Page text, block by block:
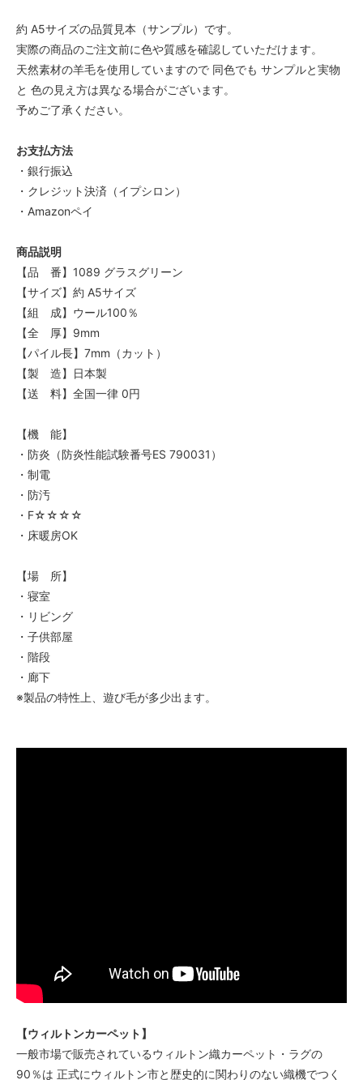
約 A5サイズの品質見本（サンプル）です。
実際の商品のご注文前に色や質感を確認していただけます。
天然素材の羊毛を使用していますので 同色でも サンプルと実物
と 色の見え方は異なる場合がございます。
予めご了承ください。
お支払方法
・銀行振込
・クレジット決済（イプシロン）
・Amazonペイ
商品説明
【品 番】1089 グラスグリーン
【サイズ】約 A5サイズ
【組 成】ウール100％
【全 厚】9mm
【パイル長】7mm（カット）
【製 造】日本製
【送 料】全国一律 0円
【機 能】
・防炎（防炎性能試験番号ES 790031）
・制電
・防汚
・F☆☆☆☆
・床暖房OK
【場 所】
・寝室
・リビング
・子供部屋
・階段
・廊下
※製品の特性上、遊び毛が多少出ます。
【ウィルトンカーペット】
一般市場で販売されているウィルトン織カーペット・ラグの
90％は 正式にウィルトン市と歴史的に関わりのない織機でつく